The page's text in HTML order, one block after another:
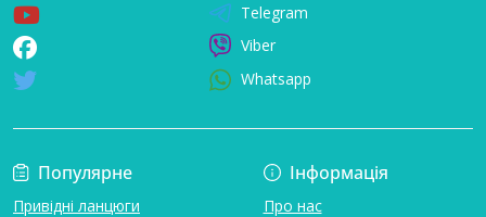
Популярне
Привідні ланцюги
Інформація
Про нас
Telegram
Viber
Whatsapp